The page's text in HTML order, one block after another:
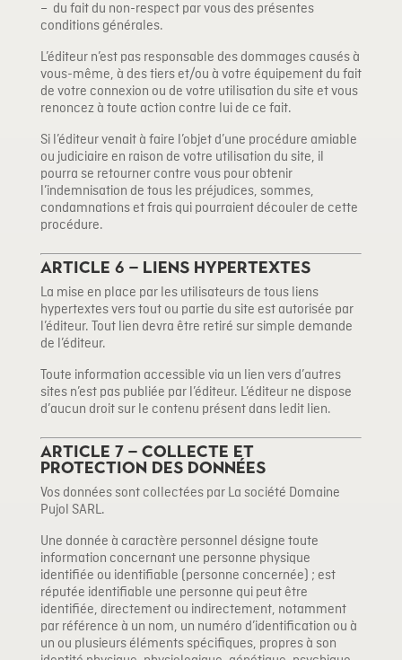
– du fait du non-respect par vous des présentes
conditions générales.
L’éditeur n’est pas responsable des dommages causés à
vous-même, à des tiers et/ou à votre équipement du fait
de votre connexion ou de votre utilisation du site et vous
renoncez à toute action contre lui de ce fait.
Si l’éditeur venait à faire l’objet d’une procédure amiable
ou judiciaire en raison de votre utilisation du site, il
pourra se retourner contre vous pour obtenir
l’indemnisation de tous les préjudices, sommes,
condamnations et frais qui pourraient découler de cette
procédure.
Article 6 – Liens hypertextes
La mise en place par les utilisateurs de tous liens
hypertextes vers tout ou partie du site est autorisée par
l’éditeur. Tout lien devra être retiré sur simple demande
de l’éditeur.
Toute information accessible via un lien vers d’autres
sites n’est pas publiée par l’éditeur. L’éditeur ne dispose
d’aucun droit sur le contenu présent dans ledit lien.
Article 7 – Collecte et
protection des données
Vos données sont collectées par La société Domaine
Pujol SARL.
Une donnée à caractère personnel désigne toute
information concernant une personne physique
identifiée ou identifiable (personne concernée) ; est
réputée identifiable une personne qui peut être
identifiée, directement ou indirectement, notamment
par référence à un nom, un numéro d’identification ou à
un ou plusieurs éléments spécifiques, propres à son